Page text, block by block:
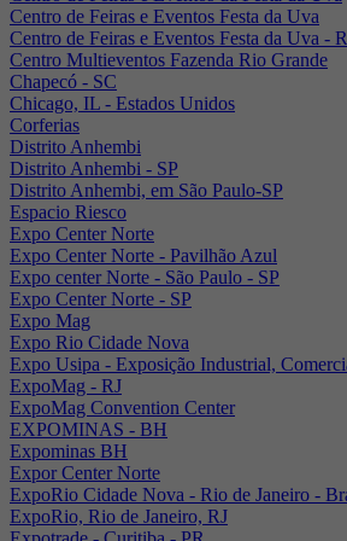
Centro de Feiras e Eventos Festa da Uva
Centro de Feiras e Eventos Festa da Uva -
Centro Multieventos Fazenda Rio Grande
Chapecó - SC
Chicago, IL - Estados Unidos
Corferias
Distrito Anhembi
Distrito Anhembi - SP
Distrito Anhembi, em São Paulo-SP
Espacio Riesco
Expo Center Norte
Expo Center Norte - Pavilhão Azul
Expo center Norte - São Paulo - SP
Expo Center Norte - SP
Expo Mag
Expo Rio Cidade Nova
Expo Usipa - Exposição Industrial,
ExpoMag - RJ
ExpoMag Convention Center
EXPOMINAS - BH
Expominas BH
Expor Center Norte
ExpoRio Cidade Nova - Rio de Janeiro -
ExpoRio, Rio de Janeiro, RJ